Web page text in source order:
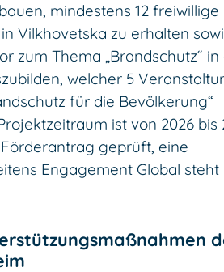
mindestens 12 freiwillige
Vilkhovetska zu erhalten
zum Thema „Brandschutz“ in
welcher 5
für die Bevölkerung“
ist von 2026 bis
geprüft, eine
Engagement Global steht